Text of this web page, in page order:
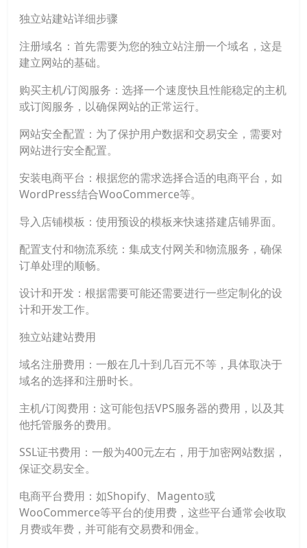
独立站建站详细步骤
注册域名：首先需要为您的独立站注册一个域名，这是
建立网站的基础。
购买主机/订阅服务：选择一个速度快且性能稳定的主机
或订阅服务，以确保网站的正常运行。
网站安全配置：为了保护用户数据和交易安全，需要对
网站进行安全配置。
安装电商平台：根据您的需求选择合适的电商平台，如
WordPress结合WooCommerce等。
导入店铺模板：使用预设的模板来快速搭建店铺界面。
配置支付和物流系统：集成支付网关和物流服务，确保
订单处理的顺畅。
设计和开发：根据需要可能还需要进行一些定制化的设
计和开发工作。
独立站建站费用
域名注册费用：一般在几十到几百元不等，具体取决于
域名的选择和注册时长。
主机/订阅费用：这可能包括VPS服务器的费用，以及其
他托管服务的费用。
SSL证书费用：一般为400元左右，用于加密网站数据，
保证交易安全。
电商平台费用：如Shopify、Magento或
WooCommerce等平台的使用费，这些平台通常会收取
月费或年费，并可能有交易费和佣金。